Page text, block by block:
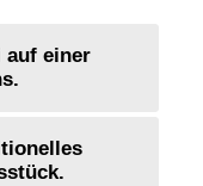
auf einer